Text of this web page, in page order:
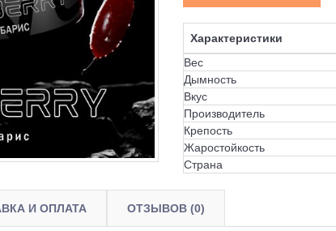
Характеристики
Вес
Дымность
Вкус
Производитель
Крепость
Жаростойкость
Страна
И ОПЛАТА ОТЗЫВОВ (0)